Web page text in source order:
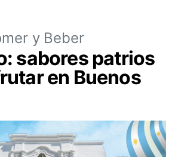
y Beber
sabores patrios
en Buenos